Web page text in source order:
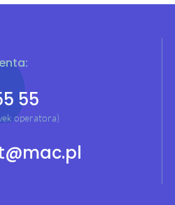
55
operatora)